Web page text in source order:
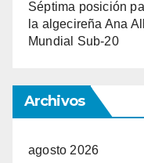
Séptima posición
la algecireña Ana
Mundial Sub-20
Archivos
agosto 2026